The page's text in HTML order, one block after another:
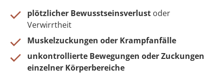
plötzlicher Bewusstseinsverlust oder
Verwirrtheit
Muskelzuckungen oder Krampfanfälle
unkontrollierte Bewegungen oder Zuckungen
einzelner Körperbereiche